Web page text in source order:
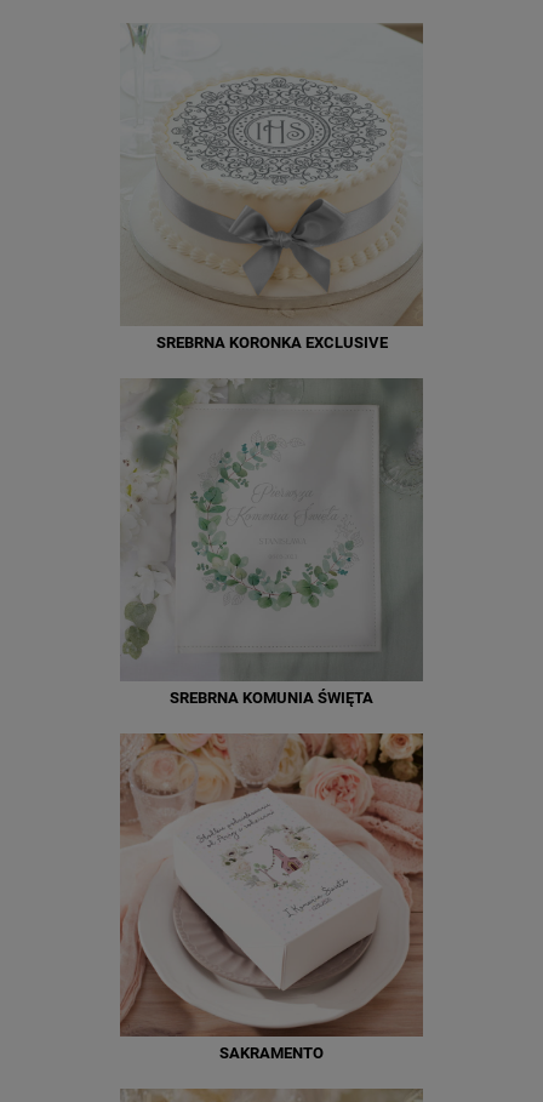
SREBRNA KORONKA EXCLUSIVE
SREBRNA KOMUNIA ŚWIĘTA
SAKRAMENTO